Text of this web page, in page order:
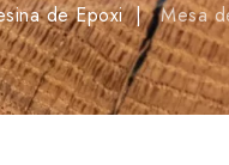
de Epoxi Mesa